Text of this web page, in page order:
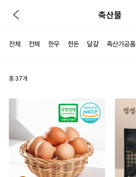
축산물
전체 전체 한우 한돈 달걀 축산가공품
총 37개